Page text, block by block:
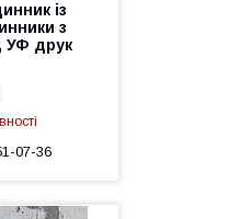
із
з
УФ друк
07-36